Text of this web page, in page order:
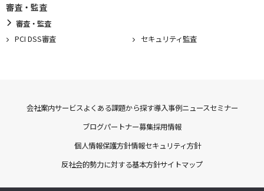
審査・監査
審査・監査
PCI DSS審査
セキュリティ監査
会社案内サービスよくある課題から探す導入事例ニュースセミナー
ブログパートナー募集採用情報
個人情報保護方針情報セキュリティ方針
反社会的勢力に対する基本方針サイトマップ